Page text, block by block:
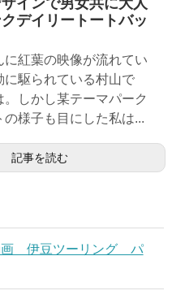
デイリートートバッ
に紅葉の映像が流れてい
に駆られている村山で
しかし某テーマパーク
様子も目にした私は...
記事を読む
画 伊豆ツーリング パ